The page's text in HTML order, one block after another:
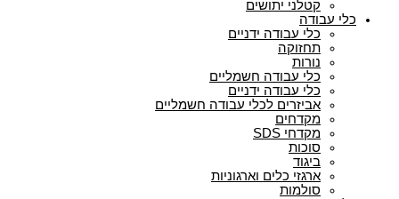
קטלני יתושים
כלי עבודה
כלי עבודה ידניים
תחזוקה
נורות
כלי עבודה חשמליים
כלי עבודה ידניים
אביזרים לכלי עבודה חשמליים
מקדחים
מקדחי SDS
סוכות
ביגוד
ארגזי כלים וארגוניות
סולמות